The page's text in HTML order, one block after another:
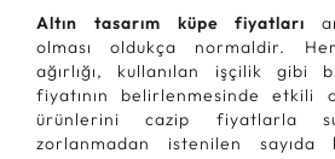
Altın tasarım küpe fiyatları
olması oldukça normaldir.
ağırlığı, kullanılan işçilik gibi
fiyatının belirlenmesinde etkili
ürünlerini cazip fiyatlarla
zorlanmadan istenilen sayıda